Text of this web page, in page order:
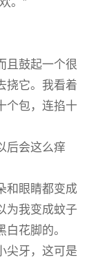
且鼓起一个很
挠它。我看着
个包，连掐十
后会这么痒
和眼睛都变成
为我变成蚊子
花脚的。
尖牙，这可是